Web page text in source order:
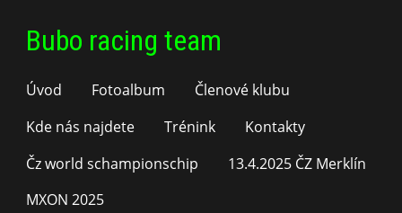
Bubo racing team
Úvod Fotoalbum
Členové klubu
Kde nás najdete
Trénink
Kontakty
Čz world schampionschip
13.4.2025 ČZ Merklín
MXON 2025